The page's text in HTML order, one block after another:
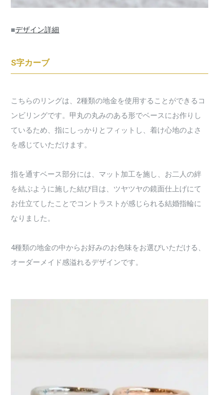
■デザイン詳細
S字カーブ
こちらのリングは、2種類の地金を使用することができるコ
ンビリングです。甲丸の丸みのある形でベースにお作りし
ているため、指にしっかりとフィットし、着け心地のよさ
を感じていただけます。
指を通すベース部分には、マット加工を施し、お二人の絆
を結ぶように施した結び目は、ツヤツヤの鏡面仕上げにて
お仕立てしたことでコントラストが感じられる結婚指輪に
なりました。
4種類の地金の中からお好みのお色味をお選びいただける、
オーダーメイド感溢れるデザインです。